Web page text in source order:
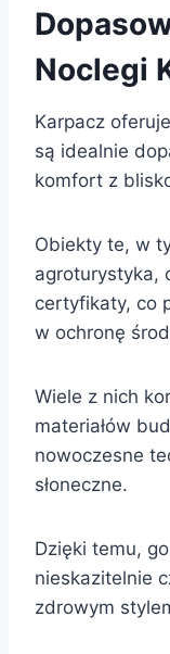
Noclegi
Karpacz
są idealnie
komfort z
Obiekty te, w
agroturystyka,
certyfikaty, co
w ochronę
Wiele z nich
materiałów
nowoczesne
słoneczne.
Dzięki temu,
nieskazitelnie
zdrowym